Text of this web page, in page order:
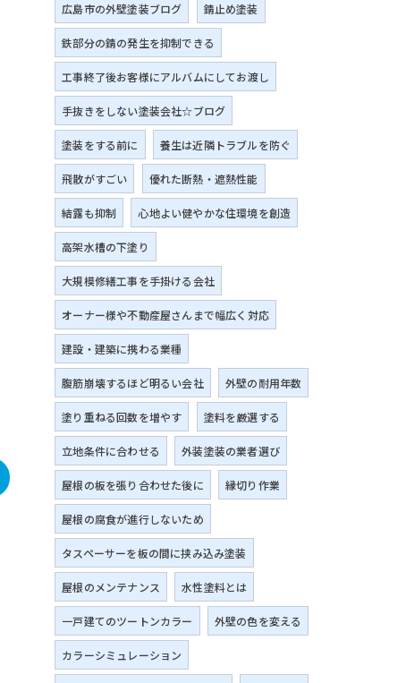
広島市の外壁塗装ブログ 錆止め塗装
鉄部分の錆の発生を抑制できる
工事終了後お客様にアルバムにしてお渡し
手抜きをしない塗装会社☆ブログ
塗装をする前に 養生は近隣トラブルを防ぐ
飛散がすごい 優れた断熱・遮熱性能
結露も抑制 心地よい健やかな住環境を創造
高架水槽の下塗り
大規模修繕工事を手掛ける会社
オーナー様や不動産屋さんまで幅広く対応
建設・建築に携わる業種
腹筋崩壊するほど明るい会社 外壁の耐用年数
塗り重ねる回数を増やす 塗料を厳選する
立地条件に合わせる 外装塗装の業者選び
屋根の板を張り合わせた後に 縁切り作業
屋根の腐食が進行しないため
タスペーサーを板の間に挟み込み塗装
屋根のメンテナンス 水性塗料とは
一戸建てのツートンカラー 外壁の色を変える
カラーシミュレーション